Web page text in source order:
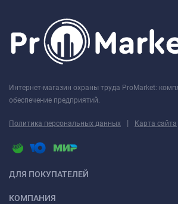
Интернет-магазин охраны труда ProMarket:
обеспечение предприятий.
Политика персональных данных | Карта сайта
ДЛЯ ПОКУПАТЕЛЕЙ
КОМПАНИЯ